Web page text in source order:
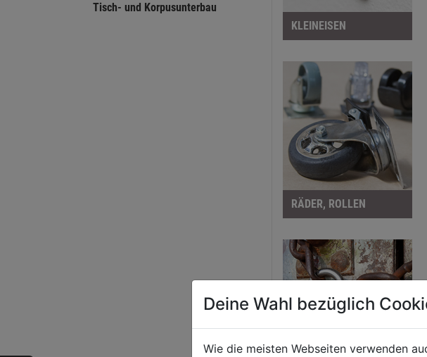
Tisch- und Korpusunterbau
KLEINEISEN
RÄDER, ROLLEN
Deine Wahl bezüglich
Wie die meisten Webseiten verwenden